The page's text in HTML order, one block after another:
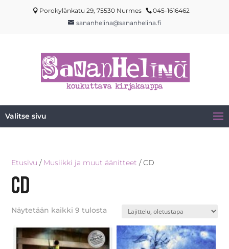
Porokylänkatu 29, 75530 Nurmes
045-1616462
sananhelina@sananhelina.fi
Valitse sivu
Etusivu / Musiikki ja muut äänitteet / CD
CD
Näytetään kaikki 9 tulosta